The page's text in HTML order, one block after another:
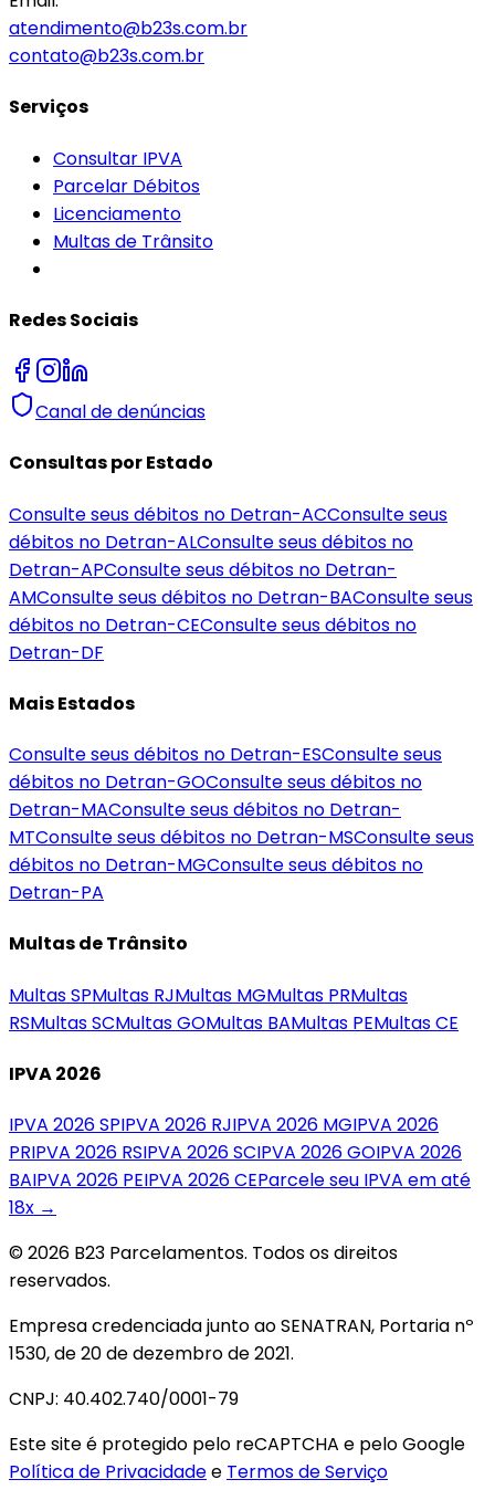
atendimento@b23s.com.br
contato@b23s.com.br
Serviços
Consultar IPVA
Parcelar Débitos
Licenciamento
Multas de Trânsito
Redes Sociais
Canal de denúncias
Consultas por Estado
Consulte seus débitos no Detran-ACConsulte seus
débitos no Detran-ALConsulte seus débitos no
Detran-APConsulte seus débitos no Detran-
AMConsulte seus débitos no Detran-BAConsulte seus
débitos no Detran-CEConsulte seus débitos no
Detran-DF
Mais Estados
Consulte seus débitos no Detran-ESConsulte seus
débitos no Detran-GOConsulte seus débitos no
Detran-MAConsulte seus débitos no Detran-
MTConsulte seus débitos no Detran-MSConsulte seus
débitos no Detran-MGConsulte seus débitos no
Detran-PA
Multas de Trânsito
MultasSPMultas RJMultas MGMultas PRMultas
RSMultasSCMultasGOMultas BAMultas PEMultasCE
IPVA 2026
IPVA 2026SPIPVA 2026 RJIPVA 2026 MGIPVA 2026
PRIPVA 2026 RSIPVA 2026SCIPVA 2026GOIPVA 2026
BAIPVA 2026 PEIPVA 2026CEParcele seu IPVA em até
18x →
© 2026 B23 Parcelamentos. Todos os direitos
reservados.
Empresa credenciada junto ao SENATRAN, Portaria nº
1530, de 20 de dezembro de 2021.
CNPJ: 40.402.740/0001-79
Este site é protegido pelo reCAPTCHA e pelo Google
Política de Privacidadee Termos de Serviço